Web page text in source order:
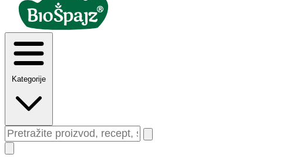
Kategorije